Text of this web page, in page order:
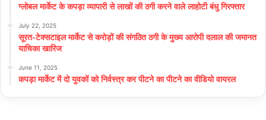
ग्लोबल मार्केट के कपड़ा व्यापारी से लाखों की ठगी करने वाले लाहोटी बंधु गिरफ्तार
July 22, 2025
सूरत-टेक्सटाइल मार्केट से करोड़ों की संगठित ठगी के मुख्य आरोपी दलाल की जमानत
याचिका खारिज
June 11, 2025
कपड़ा मार्केट में दो युवकों को निर्वस्त्र कर पीटने का पीटने का वीडियो वायरल